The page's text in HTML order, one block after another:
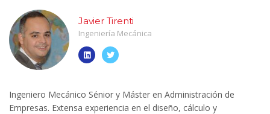
Javier Tirenti
Ingeniería Mecánica
Ingeniero Mecánico Sénior y Máster en Administración de
Empresas. Extensa experiencia en el diseño, cálculo y